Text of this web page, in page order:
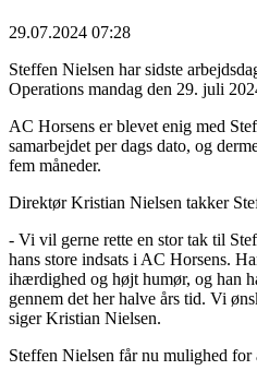
29.07.2024 07:28
Steffen Nielsen har sidste
Operations mandag den 29. juli
AC Horsens er blevet enig med
samarbejdet per dags dato, og
fem måneder.
Direktør Kristian Nielsen takker
- Vi vil gerne rette en stor tak til
hans store indsats i AC Horsens.
ihærdighed og højt humør, og han
gennem det her halve års tid. Vi
siger Kristian Nielsen.
Steffen Nielsen får nu mulighed